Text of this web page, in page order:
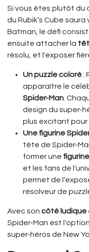
Si vous êtes plutôt du
du Rubik’s Cube
Batman, le défi
ensuite attacher la
résolu, et l'exposer
Un puzzle coloré:
apparaître le
Spider-Man .
design du super-
plus excitant pour
Une figurine
tête de Spider-
former une
et les fans de
permet de
résolveur de
Avec son côté ludique
Spider-Man est
super-héros de New